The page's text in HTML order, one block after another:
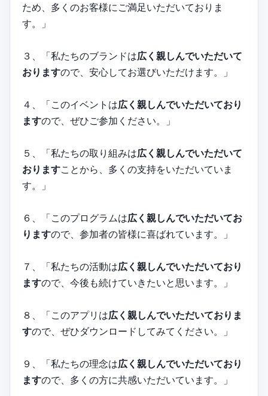
ため、多くのお客様にご満足いただいておりま
す。」
３、「私たちのブランドは広く親しんでいただいて
おりますので、安心してお選びいただけます。」
４、「このイベントは広く親しんでいただいており
ますので、ぜひご参加ください。」
５、「私たちの取り組みは広く親しんでいただいて
おりますことから、多くの支持をいただいていま
す。」
６、「このプログラムは広く親しんでいただいてお
りますので、参加者の皆様に喜ばれています。」
７、「私たちの活動は広く親しんでいただいており
ますので、今後も続けていきたいと思います。」
８、「このアプリは広く親しんでいただいておりま
すので、ぜひダウンロードしてみてください。」
９、「私たちの理念は広く親しんでいただいており
ますので、多くの方に共感いただいています。」